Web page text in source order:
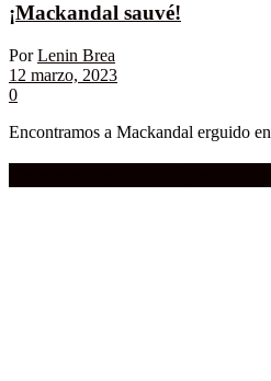
¡Mackandal sauvé!
Por Lenin Brea
12 marzo, 2023
0
Encontramos a Mackandal erguido